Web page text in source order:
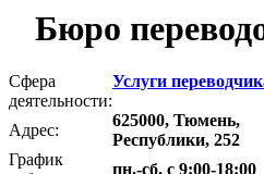
Бюро
Сфера
деятельности:
Услуги
Адрес:
625000, Тюмень,
Республики, 252
График
пн.-сб. с 9:00-18:00